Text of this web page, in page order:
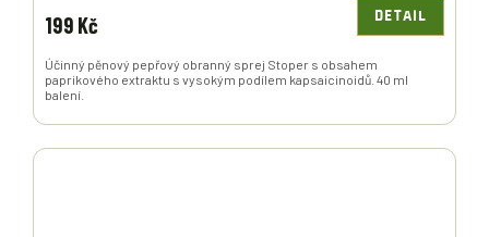
199 Kč DETAIL
Účinný pěnový pepřový obranný sprej Stoper s obsahem
paprikového extraktu s vysokým podílem kapsaicinoidů. 40 ml
balení.